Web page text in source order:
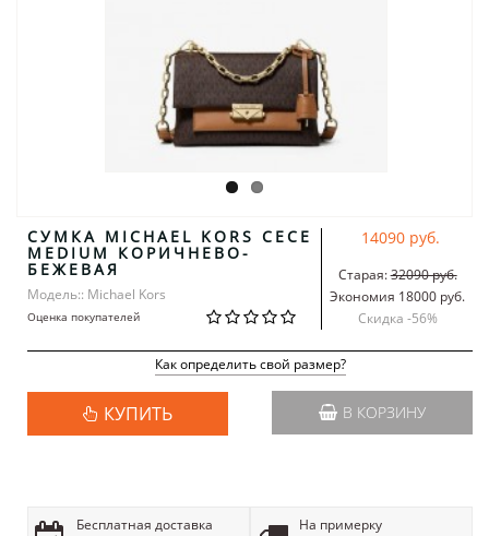
СУМКА MICHAEL KORS CECE
MEDIUM КОРИЧНЕВО-
БЕЖЕВАЯ
Модель:: Michael Kors
Оценка покупателей
14090 руб.
Старая:32090 руб.
Экономия 18000 руб.
Скидка -56%
Как определить свой размер?
КУПИТЬ В КОРЗИНУ
Бесплатная доставка
На примерку